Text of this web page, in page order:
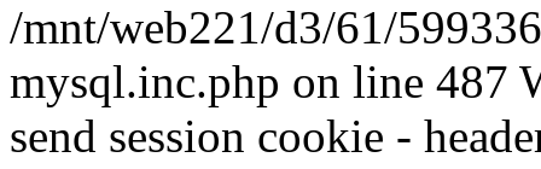
/mnt/web221/d3/61/
mysql.inc.php on line 487
send session cookie -